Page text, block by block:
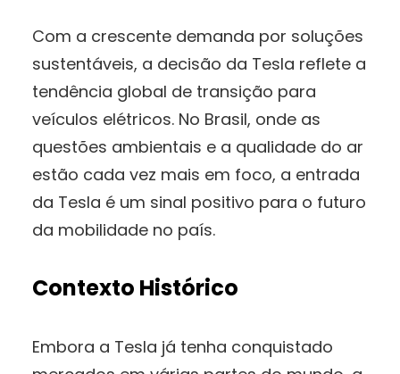
Com a crescente demanda por soluções
sustentáveis, a decisão da Tesla reflete a
tendência global de transição para
veículos elétricos. No Brasil, onde as
questões ambientais e a qualidade do ar
estão cada vez mais em foco, a entrada
da Tesla é um sinal positivo para o futuro
da mobilidade no país.
Contexto Histórico
Embora a Tesla já tenha conquistado